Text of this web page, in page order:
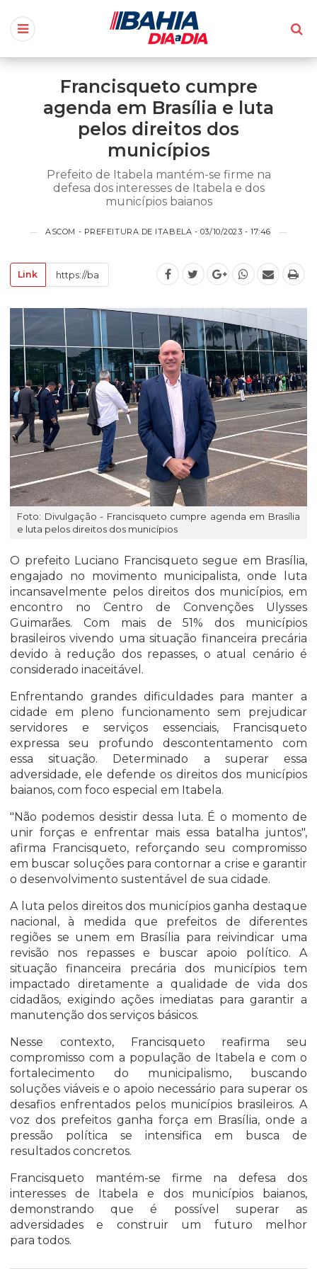
Francisqueto cumpre
agenda em Brasília e luta
pelos direitos dos
municípios
Prefeito de Itabela mantém-se firme na
defesa dos interesses de Itabela e dos
municípios baianos
ASCOM - PREFEITURA DE ITABELA - 03/10/2023 - 17:46
Link
Foto: Divulgação - Francisqueto cumpre agenda em Brasília
e luta pelos direitos dos municípios
O prefeito Luciano Francisqueto segue em Brasília,
engajado no movimento municipalista, onde luta
incansavelmente pelos direitos dos municípios, em
encontro no Centro de Convenções Ulysses
Guimarães. Com mais de 51% dos municípios
brasileiros vivendo uma situação financeira precária
devido à redução dos repasses, o atual cenário é
considerado inaceitável.
Enfrentando grandes dificuldades para manter a
cidade em pleno funcionamento sem prejudicar
servidores e serviços essenciais, Francisqueto
expressa seu profundo descontentamento com
essa situação. Determinado a superar essa
adversidade, ele defende os direitos dos municípios
baianos, com foco especial em Itabela.
"Não podemos desistir dessa luta. É o momento de
unir forças e enfrentar mais essa batalha juntos",
afirma Francisqueto, reforçando seu compromisso
em buscar soluções para contornar a crise e garantir
o desenvolvimento sustentável de sua cidade.
A luta pelos direitos dos municípios ganha destaque
nacional, à medida que prefeitos de diferentes
regiões se unem em Brasília para reivindicar uma
revisão nos repasses e buscar apoio político. A
situação financeira precária dos municípios tem
impactado diretamente a qualidade de vida dos
cidadãos, exigindo ações imediatas para garantir a
manutenção dos serviços básicos.
Nesse contexto, Francisqueto reafirma seu
compromisso com a população de Itabela e com o
fortalecimento do municipalismo, buscando
soluções viáveis e o apoio necessário para superar os
desafios enfrentados pelos municípios brasileiros. A
voz dos prefeitos ganha força em Brasília, onde a
pressão política se intensifica em busca de
resultados concretos.
Francisqueto mantém-se firme na defesa dos
interesses de Itabela e dos municípios baianos,
demonstrando que é possível superar as
adversidades e construir um futuro melhor
para todos.